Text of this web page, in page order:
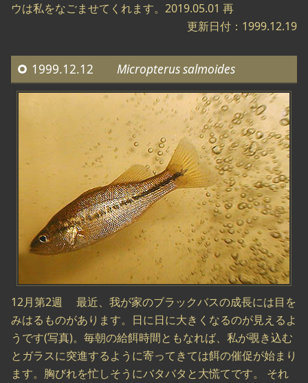
ウは私をなごませてくれます。2019.05.01 再
更新日付：1999.12.19
1999.12.12 Micropterus salmoides
12月第2週 最近、我が家のブラックバスの成長には目を
みはるものがあります。日に日に大きくなるのが見えるよ
うです(写真)。毎朝の給餌時間ともなれば、私が覗き込む
とガラスに突進するように寄ってきては餌の催促が始まり
ます。胸びれを忙しそうにバタバタと大慌てです。 それ